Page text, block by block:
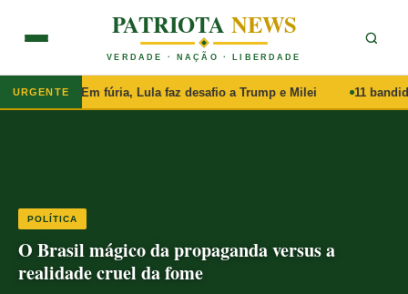
PATRIOTANEWS
VERDADE · NAÇÃO · LIBERDADE
URGENTEEm fúria, Lula faz desafio a Trump e Milei 11
POLÍTICA
O Brasil mágico da propaganda versus a
realidade cruel da fome